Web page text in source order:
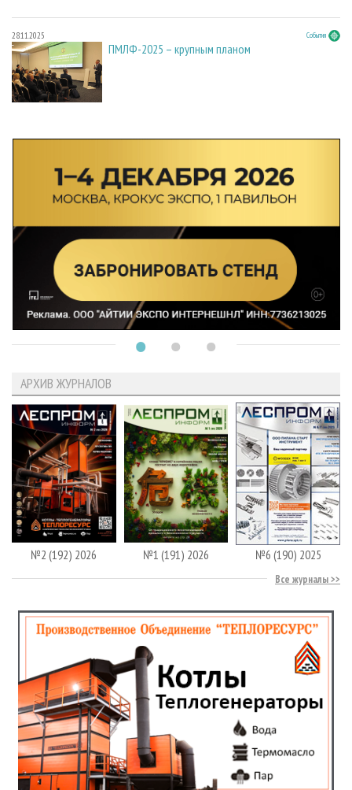
28.11.2025 События
ПМЛФ-2025 – крупным планом
АРХИВ ЖУРНАЛОВ
№2 (192) 2026 №1 (191) 2026 №6 (190) 2025
Все журналы